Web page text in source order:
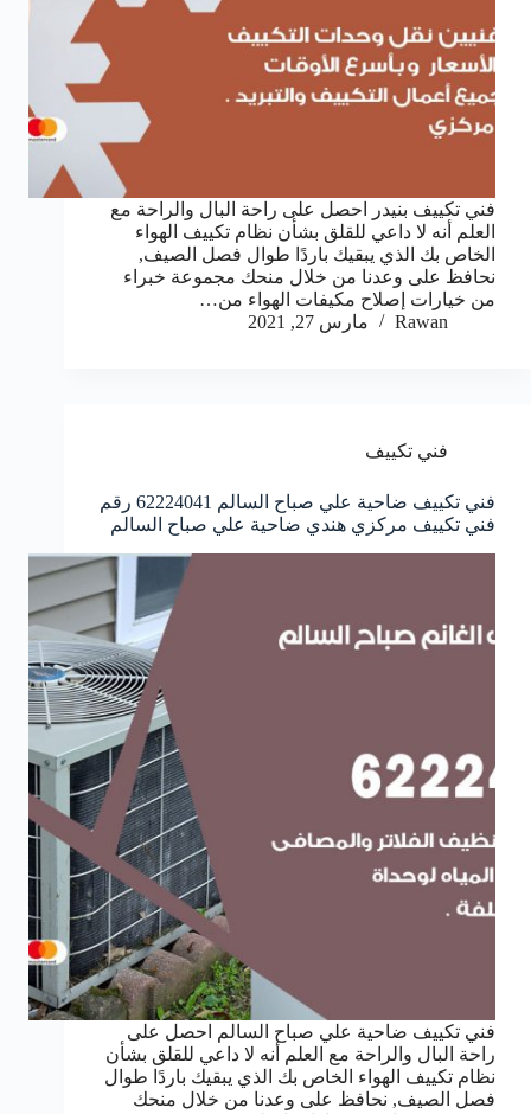
فني تكييف بنيدر احصل على راحة البال والراحة مع
العلم أنه لا داعي للقلق بشأن نظام تكييف الهواء
الخاص بك الذي يبقيك باردًا طوال فصل الصيف,
نحافظ على وعدنا من خلال منحك مجموعة خبراء
من خيارات إصلاح مكيفات الهواء من…
Rawan
مارس 27, 2021
فني تكييف
فني تكييف ضاحية علي صباح السالم 62224041 رقم
فني تكييف مركزي هندي ضاحية علي صباح السالم
فني تكييف ضاحية علي صباح السالم احصل على
راحة البال والراحة مع العلم أنه لا داعي للقلق بشأن
نظام تكييف الهواء الخاص بك الذي يبقيك باردًا طوال
فصل الصيف, نحافظ على وعدنا من خلال منحك